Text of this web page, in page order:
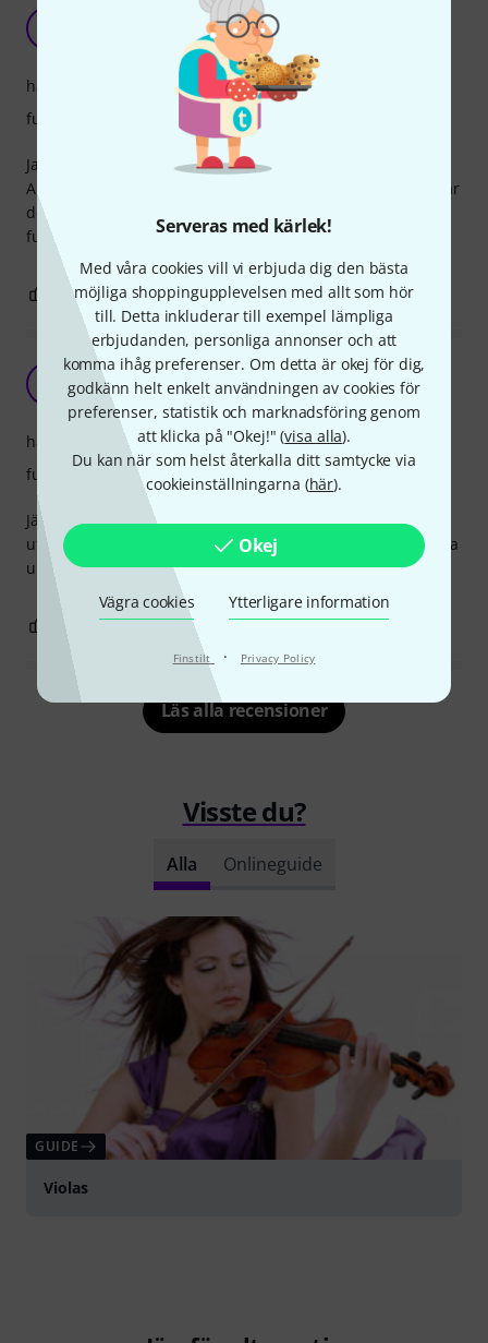
Serveras med kärlek!
Med våra cookies vill vi erbjuda dig den bästa
möjliga shoppingupplevelsen med allt som hör
till. Detta inkluderar till exempel lämpliga
erbjudanden, personliga annonser och att
komma ihåg preferenser. Om detta är okej för dig,
godkänn helt enkelt användningen av cookies för
preferenser, statistik och marknadsföring genom
att klicka på "Okej!" (visa alla).
Du kan när som helst återkalla ditt samtycke via
cookieinställningarna (här).
Okej
Vägra cookies Ytterligare information
Finstilt · Privacy Policy
Anonym 21.10.2016
Jag fattar inte hur jag klarade mig utan dessa förut.
Använder dem dagligen både till stråke och instrument. Har
dessutom testat att tvätta dem efter ett tag och det
fungerade också bra. Kanonprodukt!
hantverkskvalitet
funktion
0 ANMÄL RECENSION
Kanon
Anonym 01.12.2016
Jättebra duk för att användas varje dag. Den gör ditt jobb
utan att damma eller tråda. Det fungerar även bra att tvätta
upp den efter en tids användning. Bra köp.
hantverkskvalitet
funktion
0 ANMÄL RECENSION
Läs alla recensioner
Visste du?
Alla Onlineguide
GUIDE
Violas